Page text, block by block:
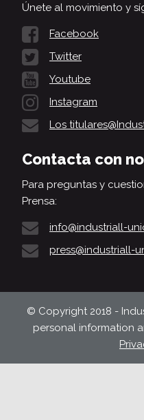
Únete al movimiento y
Facebook
Twitter
Youtube
Instagram
Los
Contacta con
Para preguntas y
Prensa:
info@industriall-
press@industriall-
© Copyright 2018 -
personal information